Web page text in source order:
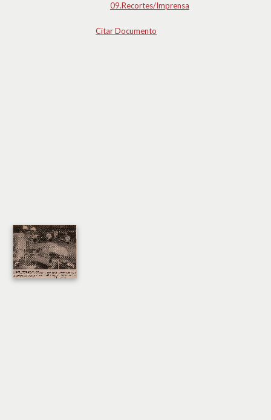
09.Recortes/Imprensa
Citar Documento